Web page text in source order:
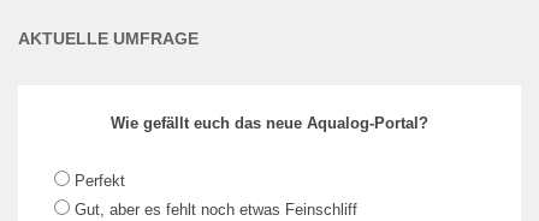
AKTUELLE UMFRAGE
Wie gefällt euch das neue Aqualog-Portal?
Perfekt
Gut, aber es fehlt noch etwas Feinschliff